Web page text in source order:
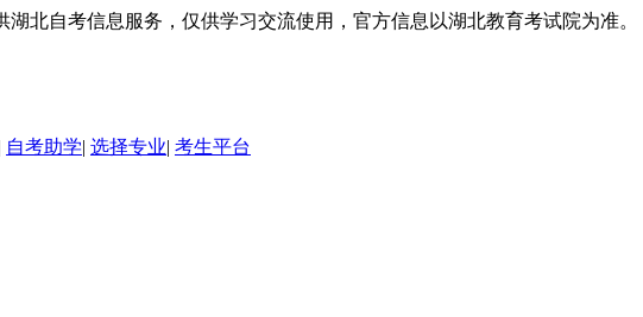
北自考信息服务，仅供学习交流使用，官方信息以湖北教育考试院为准。
自考助学| 选择专业| 考生平台